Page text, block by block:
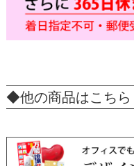
◆他の商品はこちら